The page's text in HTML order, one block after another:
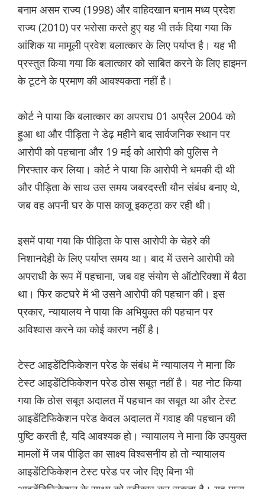
बनाम असम राज्य (1998) और वाहिदखान बनाम मध्य प्रदेश
राज्य (2010) पर भरोसा करते हुए यह भी तर्क दिया गया कि
आंशिक या मामूली प्रवेश बलात्कार के लिए पर्याप्त है। यह भी
प्रस्तुत किया गया कि बलात्कार को साबित करने के लिए हाइमन
के टूटने के प्रमाण की आवश्यकता नहीं है।
कोर्ट ने पाया कि बलात्कार का अपराध 01 अप्रैल 2004 को
हुआ था और पीड़िता ने डेढ़ महीने बाद सार्वजनिक स्थान पर
आरोपी को पहचाना और 19 मई को आरोपी को पुलिस ने
गिरफ्तार कर लिया। कोर्ट ने पाया कि आरोपी ने धमकी दी थी
और पीड़िता के साथ उस समय जबरदस्ती यौन संबंध बनाए थे,
जब वह अपनी घर के पास काजू इकट्ठा कर रही थी।
इसमें पाया गया कि पीड़िता के पास आरोपी के चेहरे की
निशानदेही के लिए पर्याप्त समय था। बाद में उसने आरोपी को
अपराधी के रूप में पहचाना, जब वह संयोग से ऑटोरिक्शा में बैठा
था। फिर कटघरे में भी उसने आरोपी की पहचान की। इस
प्रकार, न्यायालय ने पाया कि अभियुक्त की पहचान पर
अविश्वास करने का कोई कारण नहीं है।
टेस्ट आइडेंटिफिकेशन परेड के संबंध में न्यायालय ने माना कि
टेस्ट आइडेंटिफिकेशन परेड ठोस सबूत नहीं है। यह नोट किया
गया कि ठोस सबूत अदालत में पहचान का सबूत था और टेस्ट
आइडेंटिफिकेशन परेड केवल अदालत में गवाह की पहचान की
पुष्टि करती है, यदि आवश्यक हो। न्यायालय ने माना कि उपयुक्त
मामलों में जब पीड़ित का साक्ष्य विश्वसनीय हो तो न्यायालय
आइडेंटिफिकेशन टेस्ट परेड पर जोर दिए बिना भी